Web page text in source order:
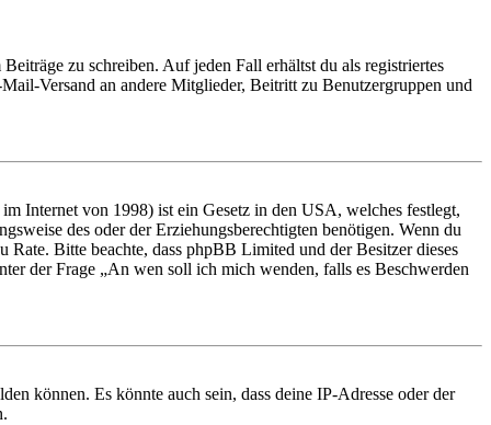
zu schreiben. Auf jeden Fall erhältst du als registriertes
Versand an andere Mitglieder, Beitritt zu Benutzergruppen und
Internet von 1998) ist ein Gesetz in den USA, welches festlegt,
des oder der Erziehungsberechtigten benötigen. Wenn du
Bitte beachte, dass phpBB Limited und der Besitzer dieses
der Frage „An wen soll ich mich wenden, falls es Beschwerden
können. Es könnte auch sein, dass deine IP-Adresse oder der